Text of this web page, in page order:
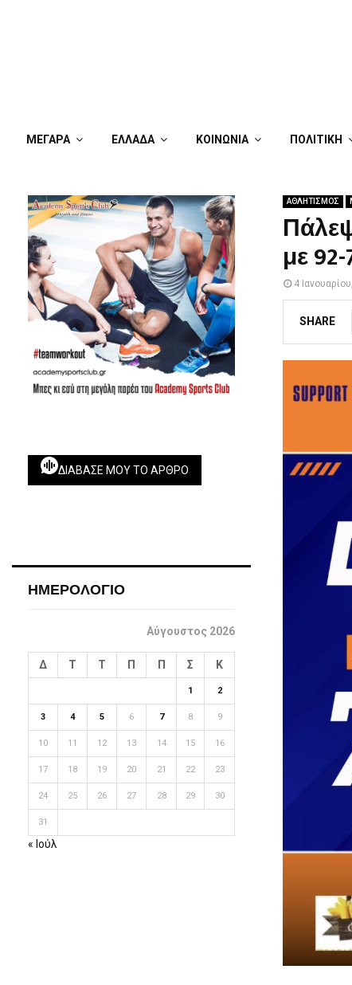
ΜΕΓΑΡΑ ΕΛΛΑΔΑ ΚΟΙΝΩΝΙΑ ΠΟΛΙΤΙΚΗ
ΑΘΛΗΤΙΣΜΟΣ
με
4
SHARE
ΔΙΆΒΑΣΕ ΜΟΥ ΤΟ ΆΡΘΡΟ
ΗΜΕΡΟΛΟΓΙΟ
Αύγουστος 2026
Δ Τ Τ Π Π Σ Κ
1 2
3 4 5 6 7 8 9
10 11 12 13 14 15 16
17 18 19 20 21 22 23
24 25 26 27 28 29 30
31
« Ιούλ